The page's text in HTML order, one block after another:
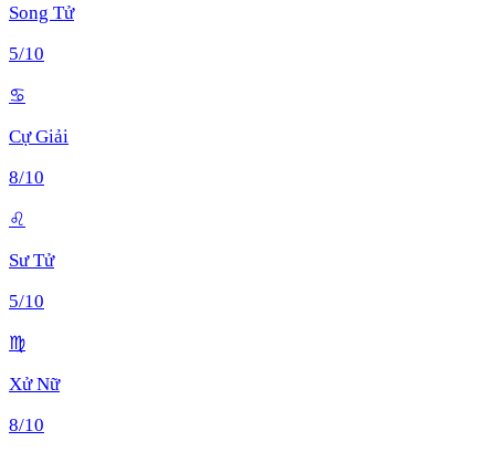
Song Tử
5/10
♋
Cự Giải
8/10
♌
Sư Tử
5/10
♍
Xử Nữ
8/10